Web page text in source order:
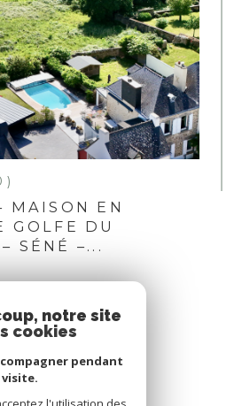
MAISON EN
GOLFE DU
SÉNÉ –...
suivre sur
notre site
cookies
pendant